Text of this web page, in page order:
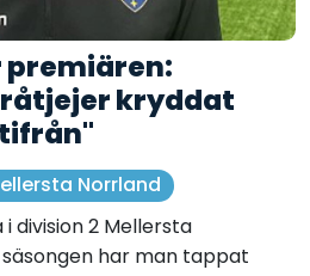
premiären:
kryddat
Norrland
division 2 Mellersta
har man tappat